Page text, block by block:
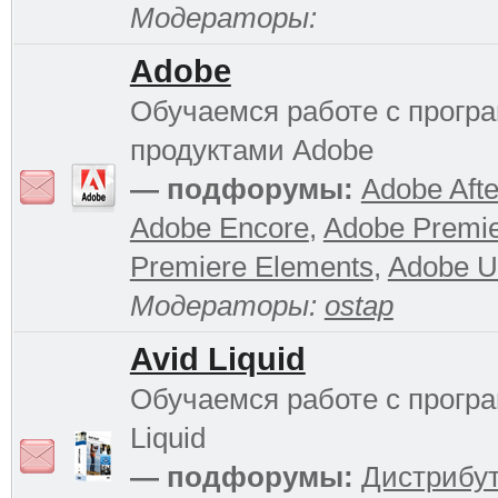
Модераторы:
Adobe
Обучаемся работе с
продуктами Adobe
— подфорумы: Adobe
Adobe Encore, Adobe
Premiere Elements, Adobe
Модераторы: ostap
Avid Liquid
Обучаемся работе с
Liquid
— подфорумы: